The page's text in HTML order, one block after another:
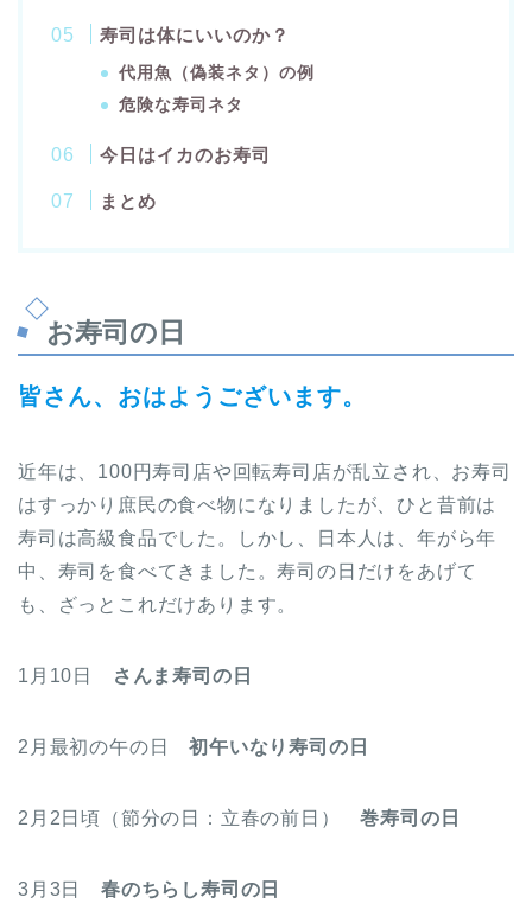
寿司は体にいいのか？
代用魚（偽装ネタ）の例
危険な寿司ネタ
今日はイカのお寿司
まとめ
お寿司の日
皆さん、おはようございます。
近年は、100円寿司店や回転寿司店が乱立され、お寿司
はすっかり庶民の食べ物になりましたが、ひと昔前は
寿司は高級食品でした。しかし、日本人は、年がら年
中、寿司を食べてきました。寿司の日だけをあげて
も、ざっとこれだけあります。
1月10日 さんま寿司の日
2月最初の午の日初午いなり寿司の日
2月2日頃（節分の日：立春の前日）巻寿司の日
3月3日 春のちらし寿司の日